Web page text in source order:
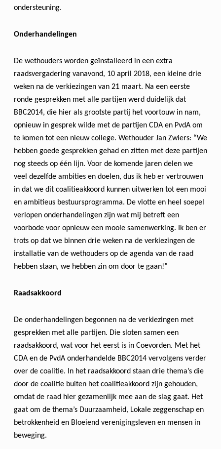
ondersteuning.
Onderhandelingen
De wethouders worden geïnstalleerd in een extra
raadsvergadering vanavond, 10 april 2018, een kleine drie
weken na de verkiezingen van 21 maart. Na een eerste
ronde gesprekken met alle partijen werd duidelijk dat
BBC2014, die hier als grootste partij het voortouw in nam,
opnieuw in gesprek wilde met de partijen CDA en PvdA om
te komen tot een nieuw college. Wethouder Jan Zwiers: “We
hebben goede gesprekken gehad en zitten met deze partijen
nog steeds op één lijn. Voor de komende jaren delen we
veel dezelfde ambities en doelen, dus ik heb er vertrouwen
in dat we dit coalitieakkoord kunnen uitwerken tot een mooi
en ambitieus bestuursprogramma. De vlotte en heel soepel
verlopen onderhandelingen zijn wat mij betreft een
voorbode voor opnieuw een mooie samenwerking. Ik ben er
trots op dat we binnen drie weken na de verkiezingen de
installatie van de wethouders op de agenda van de raad
hebben staan, we hebben zin om door te gaan!”
Raadsakkoord
De onderhandelingen begonnen na de verkiezingen met
gesprekken met alle partijen. Die sloten samen een
raadsakkoord, wat voor het eerst is in Coevorden. Met het
CDA en de PvdA onderhandelde BBC2014 vervolgens verder
over de coalitie. In het raadsakkoord staan drie thema’s die
door de coalitie buiten het coalitieakkoord zijn gehouden,
omdat de raad hier gezamenlijk mee aan de slag gaat. Het
gaat om de thema’s Duurzaamheid, Lokale zeggenschap en
betrokkenheid en Bloeiend verenigingsleven en mensen in
beweging.